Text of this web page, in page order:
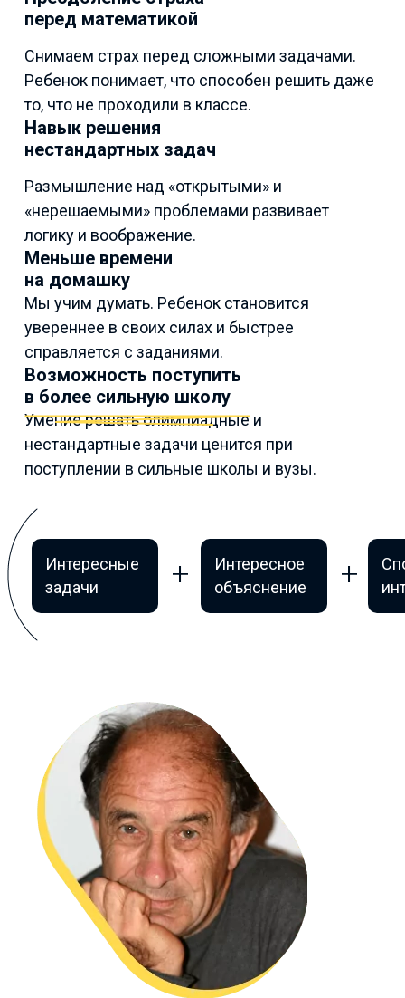
перед математикой
Снимаем страх перед сложными задачами.
Ребенок понимает, что способен решить даже
то, что не проходили в классе.
Навык решения
нестандартных задач
Размышление над «открытыми» и
«нерешаемыми» проблемами развивает
логику и воображение.
Меньше времени
на домашку
Мы учим думать. Ребенок становится
увереннее в своих силах и быстрее
справляется с заданиями.
Возможность поступить
в более сильную школу
Умение решать олимпиадные и
нестандартные задачи ценится при
поступлении в сильные школы и вузы.
Интересные
задачи
Интересное
объяснение